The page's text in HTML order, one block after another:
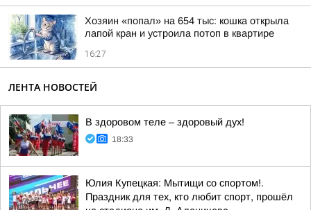
Хозяин «попал» на 654 тыс: кошка открыла
лапой кран и устроила потоп в квартире
16:27
ЛЕНТА НОВОСТЕЙ
В здоровом теле – здоровый дух!
18:33
Юлия Купецкая: Мытищи со спортом!.
Праздник для тех, кто любит спорт, прошёл